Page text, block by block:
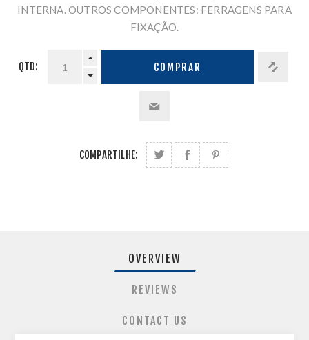
INTERNA. OUTROS COMPONENTES: FERRAGENS PARA
FIXAÇÃO.
QTD: COMPRAR
COMPARTILHE:
OVERVIEW
REVIEWS
CONTACT US